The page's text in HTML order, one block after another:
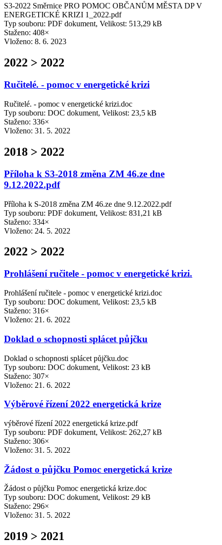
S3-2022 Směrnice PRO POMOC OBČANŮM MĚSTA DP V
ENERGETICKÉ KRIZI 1_2022.pdf
Typ souboru: PDF dokument, Velikost: 513,29 kB
Staženo: 408×
Vloženo: 8. 6. 2023
2022 > 2022
Ručitelé. - pomoc v energetické krizi
Ručitelé. - pomoc v energetické krizi.doc
Typ souboru: DOC dokument, Velikost: 23,5 kB
Staženo: 336×
Vloženo: 31. 5. 2022
2018 > 2022
Příloha k S3-2018 změna ZM 46.ze dne
9.12.2022.pdf
Příloha k S-2018 změna ZM 46.ze dne 9.12.2022.pdf
Typ souboru: PDF dokument, Velikost: 831,21 kB
Staženo: 334×
Vloženo: 24. 5. 2022
2022 > 2022
Prohlášení ručitele - pomoc v energetické krizi.
Prohlášení ručitele - pomoc v energetické krizi.doc
Typ souboru: DOC dokument, Velikost: 23,5 kB
Staženo: 316×
Vloženo: 21. 6. 2022
Doklad o schopnosti splácet půjčku
Doklad o schopnosti splácet půjčku.doc
Typ souboru: DOC dokument, Velikost: 23 kB
Staženo: 307×
Vloženo: 21. 6. 2022
Výběrové řízení 2022 energetická krize
výběrové řízení 2022 energetická krize.pdf
Typ souboru: PDF dokument, Velikost: 262,27 kB
Staženo: 306×
Vloženo: 31. 5. 2022
Žádost o půjčku Pomoc energetická krize
Žádost o půjčku Pomoc energetická krize.doc
Typ souboru: DOC dokument, Velikost: 29 kB
Staženo: 296×
Vloženo: 31. 5. 2022
2019 > 2021